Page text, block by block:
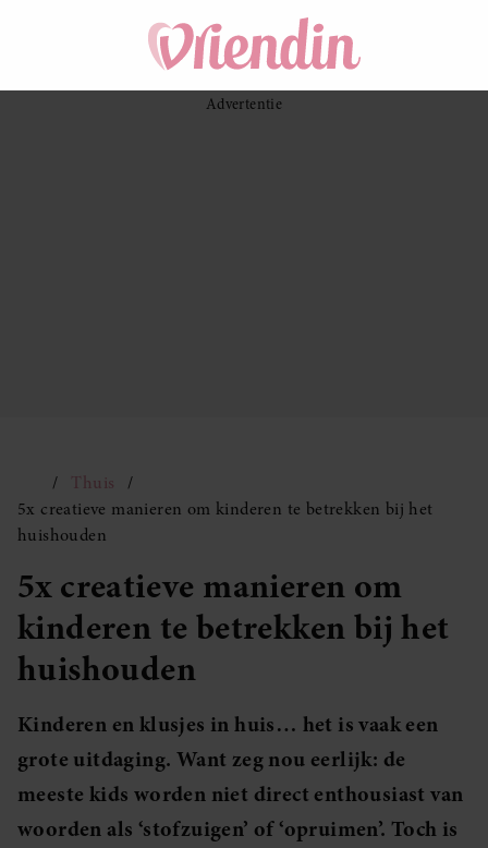
Thuis
5x creatieve manieren om kinderen te betrekken bij het
huishouden
5x creatieve manieren om
kinderen te betrekken bij het
huishouden
Kinderen en klusjes in huis… het is vaak een
grote uitdaging. Want zeg nou eerlijk: de
meeste kids worden niet direct enthousiast van
woorden als ‘stofzuigen’ of ‘opruimen’. Toch is